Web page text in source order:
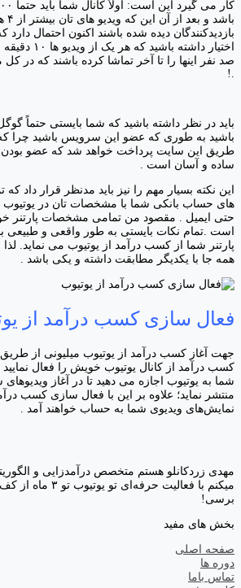
بازدیدکنندگان دیده شده باشند اکنون احتمال دارد
اختیار داشته
صد نفر اینها را تا آخر تماشا کرده باشند که در
.!
باید در نظر داشته باشید که شما بایستی حتماً
باشید به طوری که عضو این سرویس باشید چرا که
طریق این سایت پرداخت خواهد شد که عضو بودن
ساده و آسان است .
این نکته بسیار مهم را نیز باید مدنظر قرار داد
های حساب بانکی شما با مشخصات تان در یوتیوب
حتی ایمیل . مقصود من تمامی مشخصات پارتنر
است .تمام نکات بایستی به طور واقعی و طبیعی
پارتنر شما از کسب درآمد از یوتیوب می نماید.
همه جا با یکدیگر مطابقت داشته و یکی باشد .
فعال سازی کسب درآمد از
جهت آغاز کسب درآمد از یوتیوب میلیونی از
کسب درآمد از کانال یوتیوب خویش را فعال نمایید
شما به یوتیوب اجازه می دهید تا در آغاز
منتشر نماید؛ علاوه بر این با فعال سازی کسب
نمایش‌های ویدیوی شما به حساب خواهند آمد .
مهدی زردکانلو هستم متخصص درآمدزایی و
برسی!
بخش های مفید
صفحه اصلی
دوره ها
تماس باما